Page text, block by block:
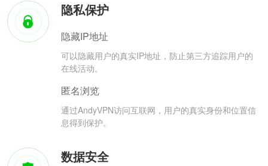
隐私保护
隐藏IP地址
可以隐藏用户的真实IP地址，防止第三方追踪用户的
在线活动。
匿名浏览
通过AndyVPN访问互联网，用户的真实身份和位置信
息得到保护。
数据安全